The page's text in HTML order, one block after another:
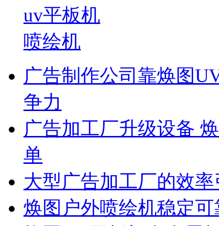
uv平板机
喷绘机
广告制作公司靠焕图
争力
广告加工厂升级设备
单
大型广告加工厂的效
焕图户外喷绘机稳定